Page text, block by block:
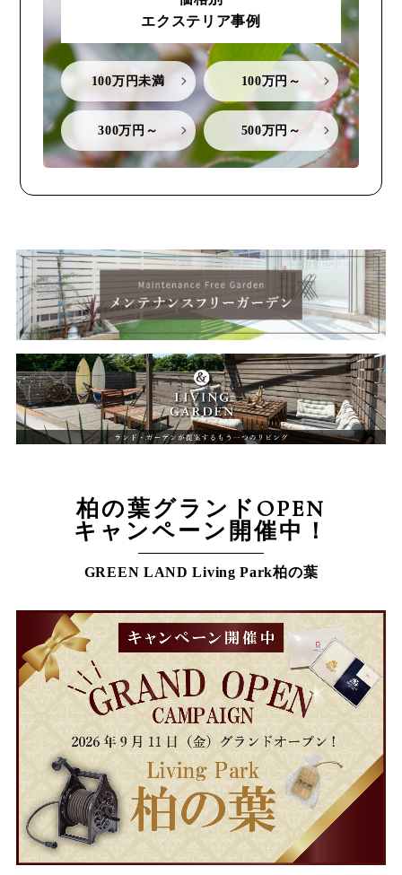
エクステリア事例
100万円未満 100万円～
300万円～ 500万円～
柏の葉グランドOPEN
キャンペーン開催中！
GREEN LAND Living Park柏の葉